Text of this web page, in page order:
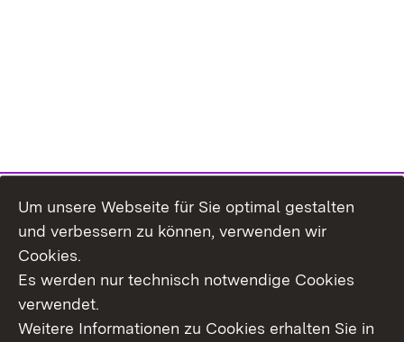
Themenübersicht
Um unsere Webseite für Sie optimal gestalten
und verbessern zu können, verwenden wir
Cookies.
Es werden nur technisch notwendige Cookies
verwendet.
Weitere Informationen zu Cookies erhalten Sie in